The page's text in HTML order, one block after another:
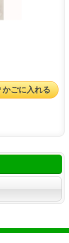
かごに入れる